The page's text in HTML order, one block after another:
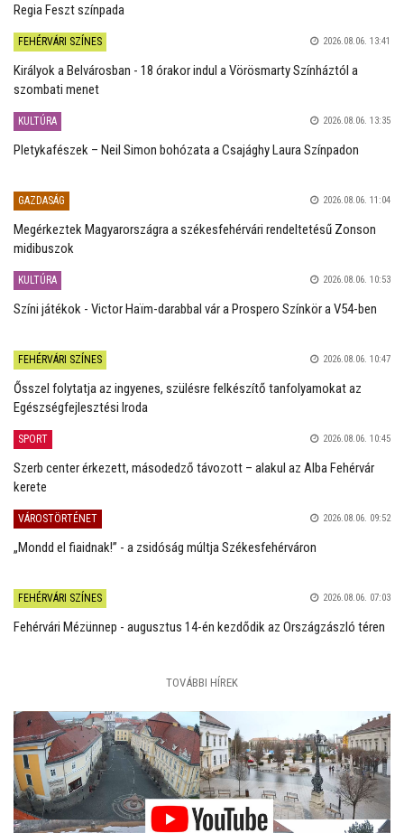
Regia Feszt színpada
FEHÉRVÁRI SZÍNES 2026.08.06. 13:41
Királyok a Belvárosban - 18 órakor indul a Vörösmarty Színháztól a
szombati menet
KULTÚRA 2026.08.06. 13:35
Pletykafészek – Neil Simon bohózata a Csajághy Laura Színpadon
GAZDASÁG 2026.08.06. 11:04
Megérkeztek Magyarországra a székesfehérvári rendeltetésű Zonson
midibuszok
KULTÚRA 2026.08.06. 10:53
Színi játékok - Victor Haïm-darabbal vár a Prospero Színkör a V54-ben
FEHÉRVÁRI SZÍNES 2026.08.06. 10:47
Ősszel folytatja az ingyenes, szülésre felkészítő tanfolyamokat az
Egészségfejlesztési Iroda
SPORT 2026.08.06. 10:45
Szerb center érkezett, másodedző távozott – alakul az Alba Fehérvár
kerete
VÁROSTÖRTÉNET 2026.08.06. 09:52
„Mondd el fiaidnak!” - a zsidóság múltja Székesfehérváron
FEHÉRVÁRI SZÍNES 2026.08.06. 07:03
Fehérvári Mézünnep - augusztus 14-én kezdődik az Országzászló téren
TOVÁBBI HÍREK